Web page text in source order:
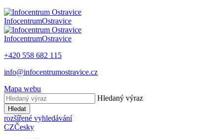
InfocentrumOstravice
InfocentrumOstravice
+420 558 682 115
info@infocentrumostravice.cz
Mapa webu
Hledaný výraz
Hledat
rozšířené vyhledávání
CZČesky